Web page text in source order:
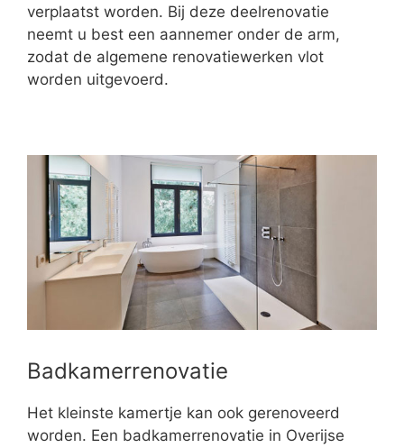
verplaatst worden. Bij deze deelrenovatie
neemt u best een aannemer onder de arm,
zodat de algemene renovatiewerken vlot
worden uitgevoerd.
Badkamerrenovatie
Het kleinste kamertje kan ook gerenoveerd
worden. Een badkamerrenovatie in Overijse